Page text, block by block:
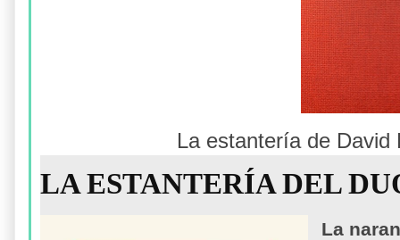
La estantería de
LA ESTANTERÍA DEL
La